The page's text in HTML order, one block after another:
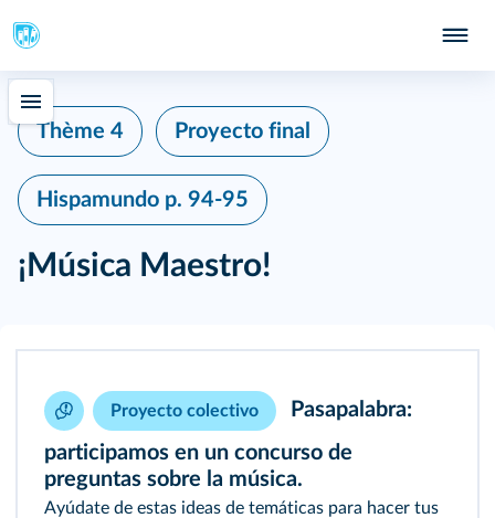
Thème 4 Proyecto final
Hispamundo p. 94-95
¡Música Maestro!
Proyecto colectivo
Pasapalabra:
participamos en un concurso de
preguntas sobre la música.
Ayúdate de estas ideas de temáticas para hacer tus